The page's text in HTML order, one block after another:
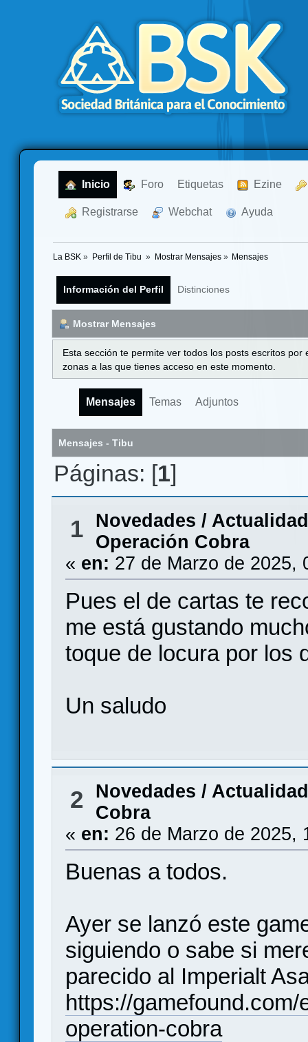
Inicio Foro Etiquetas Ezine
Registrarse Webchat Ayuda
La BSK » Perfil de Tibu » Mostrar Mensajes» Mensajes
Información del Perfil Distinciones
Mostrar Mensajes
Esta sección te permite ver todos los posts escritos
zonas a las que tienes acceso en este momento.
Mensajes Temas Adjuntos
Mensajes - Tibu
Páginas: [1]
1
Novedades / Actualidad
Operación Cobra
« en: 27 de Marzo de 2025,
Pues el de cartas te
me está gustando
toque de locura por los
Un saludo
2
Novedades / Actualidad
Cobra
« en: 26 de Marzo de 2025,
Buenas a todos.
Ayer se lanzó este
siguiendo o sabe si
parecido al Imperialt
https://
operation-cobra